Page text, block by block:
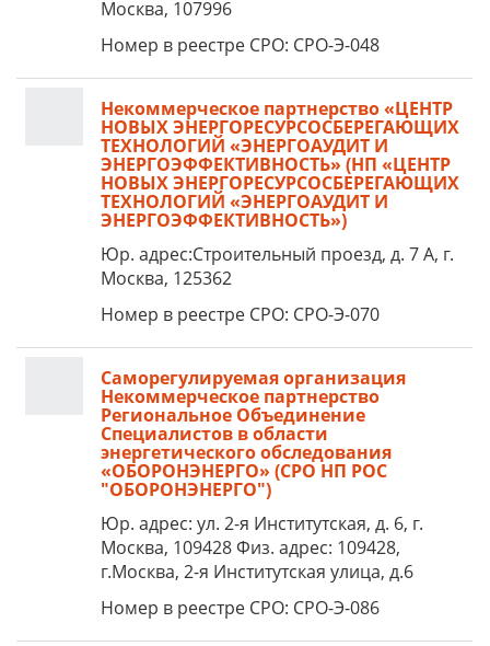
Москва, 107996
Номер в реестре СРО: СРО-Э-048
Некоммерческое партнерство «ЦЕНТР
НОВЫХ ЭНЕРГОРЕСУРСОСБЕРЕГАЮЩИХ
ТЕХНОЛОГИЙ «ЭНЕРГОАУДИТ И
ЭНЕРГОЭФФЕКТИВНОСТЬ» (НП «ЦЕНТР
НОВЫХ ЭНЕРГОРЕСУРСОСБЕРЕГАЮЩИХ
ТЕХНОЛОГИЙ «ЭНЕРГОАУДИТ И
ЭНЕРГОЭФФЕКТИВНОСТЬ»)
Юр. адрес:Строительный проезд, д. 7 А, г.
Москва, 125362
Номер в реестре СРО: СРО-Э-070
Саморегулируемая организация
Некоммерческое партнерство
Региональное Объединение
Специалистов в области
энергетического обследования
«ОБОРОНЭНЕРГО» (СРО НП РОС
"ОБОРОНЭНЕРГО")
Юр. адрес: ул. 2-я Институтская, д. 6, г.
Москва, 109428 Физ. адрес: 109428,
г.Москва, 2-я Институтская улица, д.6
Номер в реестре СРО: СРО-Э-086